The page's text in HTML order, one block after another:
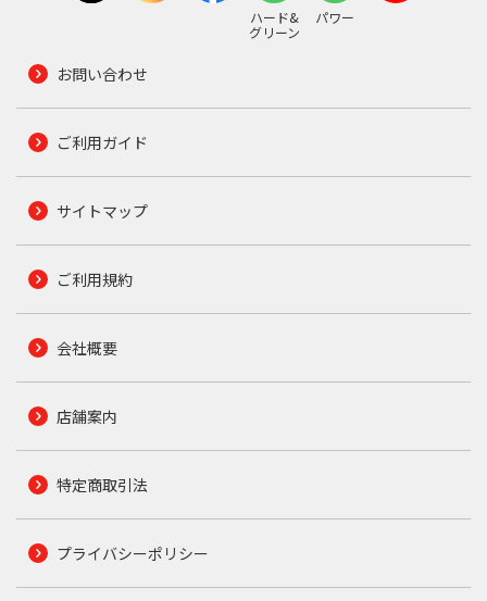
ハード&
グリーン
パワー
お問い合わせ
ご利用ガイド
サイトマップ
ご利用規約
会社概要
店舗案内
特定商取引法
プライバシーポリシー